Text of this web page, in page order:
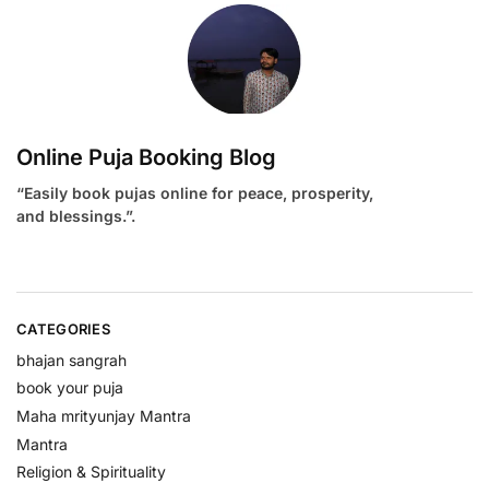
Online Puja Booking Blog
“Easily book pujas online for peace, prosperity,
and blessings.”.
CATEGORIES
bhajan sangrah
book your puja
Maha mrityunjay Mantra
Mantra
Religion & Spirituality